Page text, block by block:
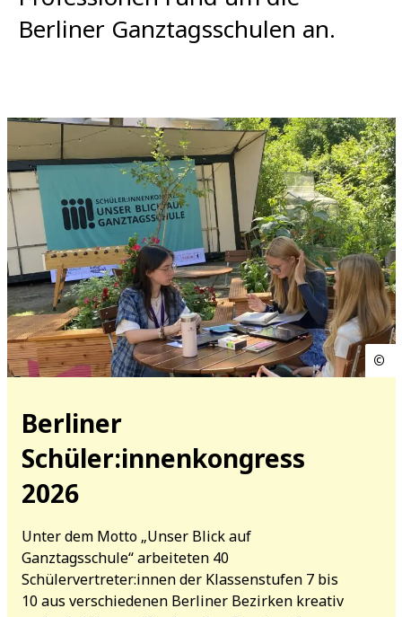
Berliner Ganztagsschulen an.
Berliner
Schüler:innenkongress
2026
Unter dem Motto „Unser Blick auf
Ganztagsschule“ arbeiteten 40
Schülervertreter:innen der Klassenstufen 7 bis
10 aus verschiedenen Berliner Bezirken kreativ